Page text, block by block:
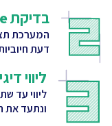
בדיקת CitySquare
המערכת
דעת
ליווי
ליווי עד
ונתעד את